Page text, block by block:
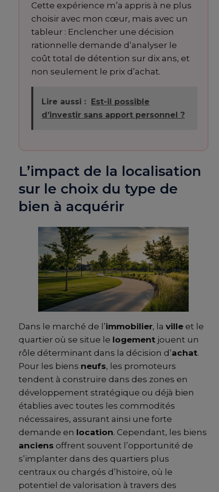
Cette expérience m’a appris à ne plus
choisir avec mon cœur, mais avec un
tableur : Enclencher une décision
rationnelle demande d’analyser le
coût total de détention sur dix ans, et
non seulement le prix d’achat.
Lire aussi :
Est-il possible
d’investir sans apport personnel ?
L’impact de la localisation
sur le choix du type de
bien à acquérir
Dans le marché de l’immobilier, la ville et le
quartier où se situe le logement jouent un
rôle déterminant dans la décision d’achat.
Pour les biens neufs, les promoteurs
tendent à construire dans des zones en
développement stratégique ou déjà bien
établies avec toutes les commodités
nécessaires, assurant ainsi une forte
demande en location. Cependant, les biens
anciens offrent souvent l’opportunité de
s’implanter dans des quartiers plus
centraux ou chargés d’histoire, où le
potentiel de valorisation à travers des